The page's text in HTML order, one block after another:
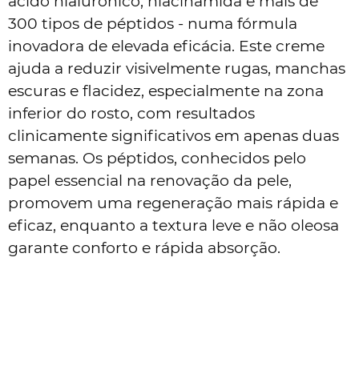
300 tipos de péptidos - numa fórmula
inovadora de elevada eficácia. Este creme
ajuda a reduzir visivelmente rugas, manchas
escuras e flacidez, especialmente na zona
inferior do rosto, com resultados
clinicamente significativos em apenas duas
semanas. Os péptidos, conhecidos pelo
papel essencial na renovação da pele,
promovem uma regeneração mais rápida e
eficaz, enquanto a textura leve e não oleosa
garante conforto e rápida absorção.